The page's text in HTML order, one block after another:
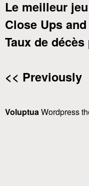
Le meilleur
Close Ups
Taux de
<< Previously
VoluptuaWordpress